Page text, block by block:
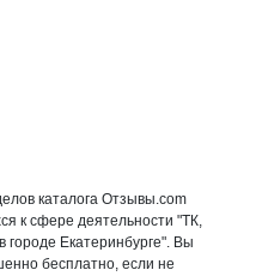
каталога Отзывы.com
к сфере деятельности "ТК,
Екатеринбурге". Вы
бесплатно, если не